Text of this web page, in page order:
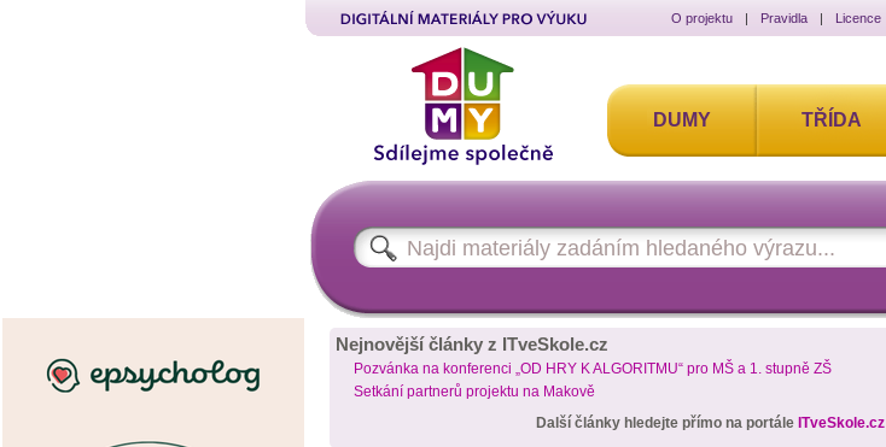
O projektu | Pravidla | Licence
DUMY TŘÍDA
Nejnovější články z ITveSkole.cz
Pozvánka na konferenci „OD HRY K ALGORITMU“ pro MŠ a 1. stupně ZŠ
Setkání partnerů projektu na Makově
Další články hledejte přímo na portále ITveSkole.cz